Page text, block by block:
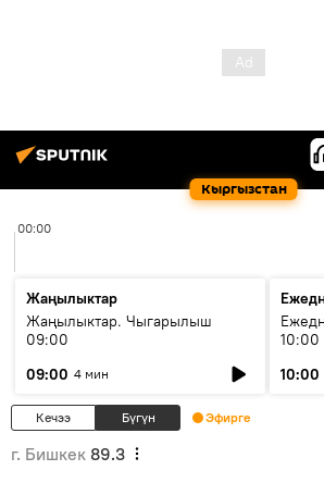
Кыргызстан
00:00
Жаңылыктар
Жаңылыктар. Чыгарылыш
09:00
09:00 4 мин
10:00
10:00
Кечээ Бүгүн Эфирге
г. Бишкек 89.3